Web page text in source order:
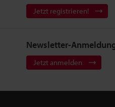
Jetzt registrieren!
Newsletter-
Jetzt anmelden